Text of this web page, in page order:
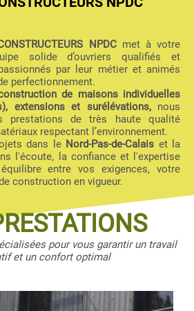
NPDCmet à votre
solide d’ouvriers qualifiés et
par leur métier et animés
perfectionnement.
de maisons individuelles
extensions et surélévations,nous
prestations de très haute qualité
respectant l’environnement.
dans le Nord-Pas-de-Calais et la
l'écoute, la confiance et l'expertise
entre vos exigences, votre
construction en vigueur.
pour vous garantir un travail
et un confort optimal